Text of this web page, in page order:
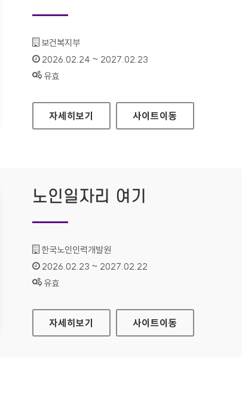
기관명 :
보건복지부
인증기간 :
2026.02.24 ~ 2027.02.23
상태 :
유효
사회보장위원회
자세히보기 사이트이동
노인일자리 여기
기관명 :
한국노인인력개발원
인증기간 :
2026.02.23 ~ 2027.02.22
상태 :
유효
노인일자리 여기
자세히보기 사이트이동